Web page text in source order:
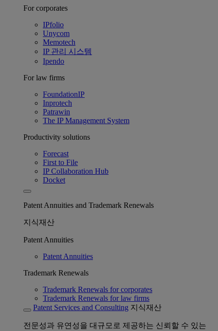
For corporates
IPfolio
Unycom
Memotech
IP 관리 시스템
Ipendo
For law firms
FoundationIP
Inprotech
Patrawin
The IP Management System
Productivity solutions
Forecast
First to File
IP Collaboration Hub
Docket
Patent Annuities and Trademark Renewals
지식재산
Patent Annuities
Patent Annuities
Trademark Renewals
Trademark Renewals for corporates
Trademark Renewals for law firms
Patent Services and Consulting 지식재산
전문성과 유연성을 대규모로 제공하는 신뢰할 수 있는